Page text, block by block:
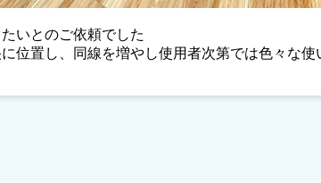
いとのご依頼でした
位置し、同線を増やし使用者次第では色々な